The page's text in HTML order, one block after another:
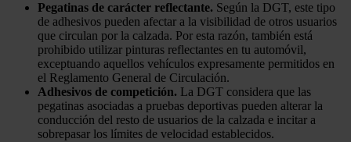
Pegatinas de carácter reflectante. Según la DGT, este tipo
de adhesivos pueden afectar a la visibilidad de otros usuarios
que circulan por la calzada. Por esta razón, también está
prohibido utilizar pinturas reflectantes en tu automóvil,
exceptuando aquellos vehículos expresamente permitidos en
el Reglamento General de Circulación.
Adhesivos de competición. La DGT considera que las
pegatinas asociadas a pruebas deportivas pueden alterar la
conducción del resto de usuarios de la calzada e incitar a
sobrepasar los límites de velocidad establecidos.